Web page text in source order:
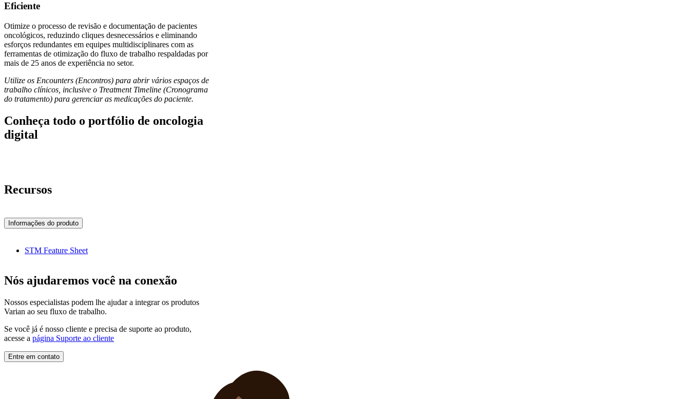
Eficiente
Otimize o processo de revisão e documentação de pacientes
oncológicos, reduzindo cliques desnecessários e eliminando
esforços redundantes em equipes multidisciplinares com as
ferramentas de otimização do fluxo de trabalho respaldadas por
mais de 25 anos de experiência no setor.
Utilize os Encounters (Encontros) para abrir vários espaços de
trabalho clínicos, inclusive o Treatment Timeline (Cronograma
do tratamento) para gerenciar as medicações do paciente.
Conheça todo o portfólio de oncologia
digital
Recursos
Informações do produto
STM Feature Sheet
Nós ajudaremos você na conexão
Nossos especialistas podem lhe ajudar a integrar os produtos
Varian ao seu fluxo de trabalho.
Se você já é nosso cliente e precisa de suporte ao produto,
acesse a página Suporte ao cliente
Entre em contato